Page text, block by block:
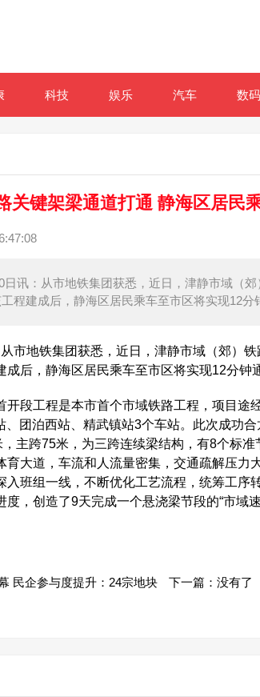
科技 娱乐 汽车 数码
关键架梁通道打通 静海区居民
日讯：从市地铁集团获悉，近日，津静市域（
程建成后，静海区居民乘车至市区将实现12分
地铁集团获悉，近日，津静市域（郊）铁
后，静海区居民乘车至市区将实现12分钟
工程是本市首个市域铁路工程，项目途
、团泊西站、精武镇站3个车站。此次成功
主跨75米，为三跨连续梁结构，有8个标
育大道，车流和人流量密集，交通疏解压力
入班组一线，不断优化工艺流程，统筹工序
，创造了9天完成一个悬浇梁节段的“市域速
民企参与度提升：24宗地块
下一篇：没有了